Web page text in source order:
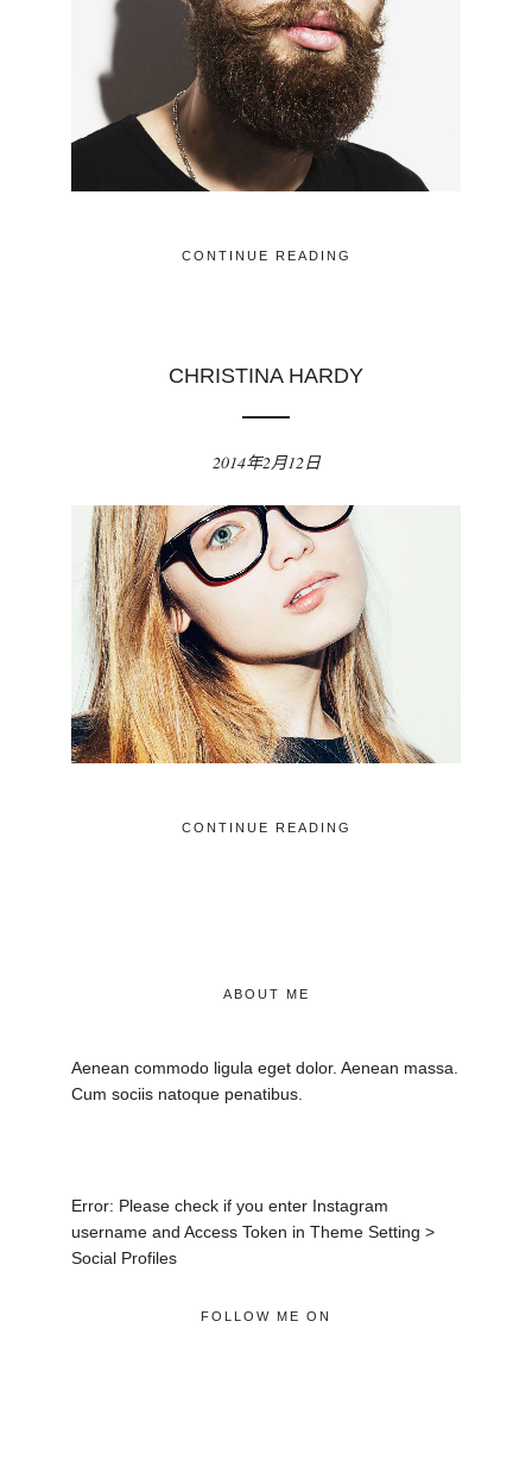
CONTINUE READING
CHRISTINA HARDY
2014年2月12日
CONTINUE READING
ABOUT ME
Aenean commodo ligula eget dolor. Aenean massa.
Cum sociis natoque penatibus.
Error: Please check if you enter Instagram
username and Access Token in Theme Setting >
Social Profiles
FOLLOW ME ON